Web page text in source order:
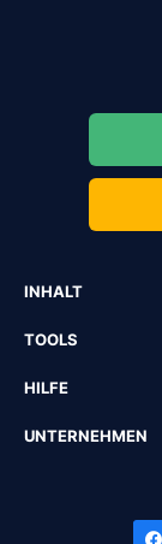
INHALT
TOOLS
HILFE
UNTERNEHMEN